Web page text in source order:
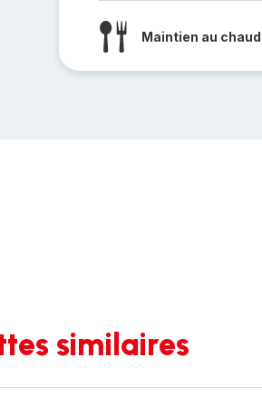
Maintien au chaud
similaires